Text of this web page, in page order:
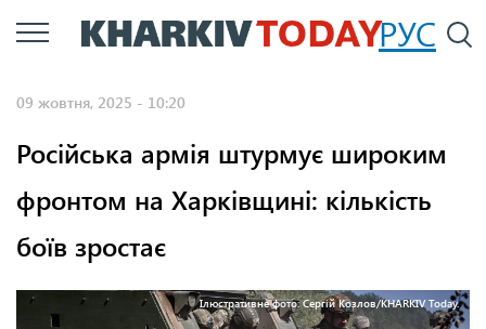
Перейти
до
РУС
09 жовтня, 2025 - 10:20
Російська армія штурмує широким
фронтом на Харківщині: кількість
боїв зростає
Ілюстративне фото: Сергій Козлов/KHARKIV Today.